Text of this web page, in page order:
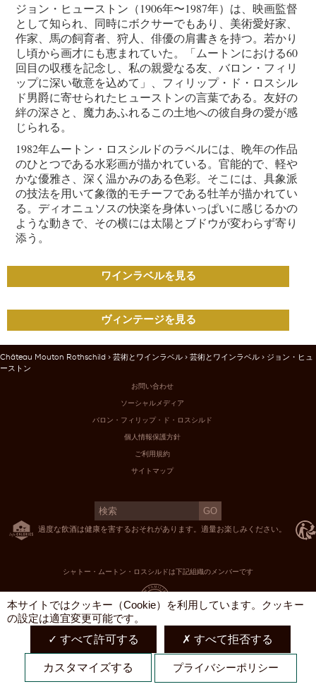
ジョン・ヒューストン（1906年〜1987年）は、映画監督
として知られ、同時にボクサーでもあり、美術愛好家、
作家、馬の飼育者、狩人、俳優の肩書きを持つ。若かり
し頃から画才にも恵まれていた。「ムートンにおける60
回目の収穫を記念し、私の親愛なる友、バロン・フィリ
ップに深い敬意を込めて」、フィリップ・ド・ロスシル
ド男爵に寄せられたヒューストンの言葉である。友好の
絆の深さと、魔力あふれるこの土地への彼自身の愛が感
じられる。
1982年ムートン・ロスシルドのラベルには、晩年の作品
のひとつである水彩画が描かれている。官能的で、軽や
かな優雅さ、深く温かみのある色彩。そこには、具象派
の技法を用いて象徴的モチーフである牡羊が描かれてい
る。ディオニュソスの快楽を身体いっぱいに感じるかの
ような動きで、その横には太陽とブドウが変わらず寄り
添う。
ワインラベルを見る
ヴィンテージを見る
Château Mouton Rothschild > 芸術とワインラベル > 芸術とワインラベル > ジョン・ヒュ
ーストン
お問い合わせ
ソーシャルメディア
バロン・フィリップ・ド・ロスシルド
個人情報保護方針
ご利用規約
サイトマップ
過度な飲酒は健康を害するおそれがあります。適量お楽しみください。
シャトー・ムートン・ロスシルドは下記組織のメンバーです
English
X
本サイトではクッキー（Cookie）を利用しています。クッキー
の設定は適宜変更可能です。
すべて許可する
すべて拒否する
カスタマイズする プライバシーポリシー